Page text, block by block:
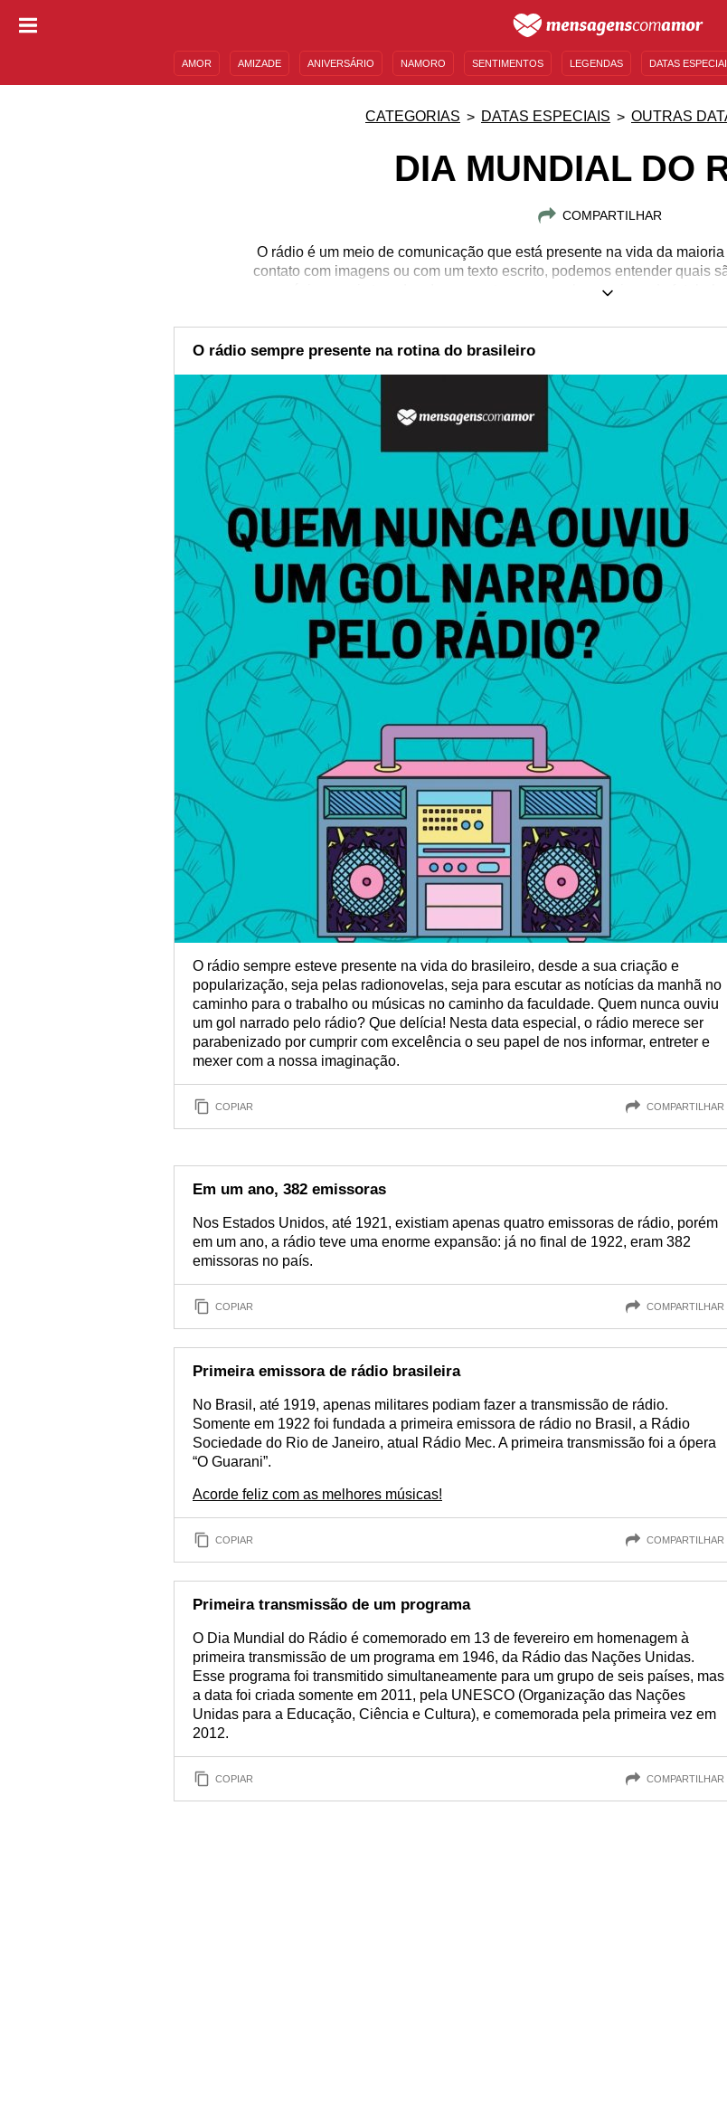
AMOR AMIZADE ANIVERSÁRIO NAMORO SENTIMENTOS LEGENDAS DATAS
CATEGORIAS DATAS ESPECIAIS OUTRAS
DIA MUNDIAL DO
COMPARTILHAR
O rádio é um meio de comunicação que está presente na vida da
contato com imagens ou com um texto escrito, podemos entender quais
as músicas mais tocadas do momento, acompanhar um jogo de futebol
um, a trajetória dessa forma de comunicar com sons apresenta uma
Dia Mundial do Rádio, amplie seus conhecimentos sobre esse meio de
O rádio sempre presente na rotina do brasileiro
O rádio sempre esteve presente na vida do brasileiro, desde a sua criação e
popularização, seja pelas radionovelas, seja para escutar as notícias da manhã no
caminho para o trabalho ou músicas no caminho da faculdade. Quem nunca ouviu
um gol narrado pelo rádio? Que delícia! Nesta data especial, o rádio merece ser
parabenizado por cumprir com excelência o seu papel de nos informar, entreter e
mexer com a nossa imaginação.
COPIAR COMPARTILHAR
Em um ano, 382 emissoras
Nos Estados Unidos, até 1921, existiam apenas quatro emissoras de rádio, porém
em um ano, a rádio teve uma enorme expansão: já no final de 1922, eram 382
emissoras no país.
COPIAR COMPARTILHAR
Primeira emissora de rádio brasileira
No Brasil, até 1919, apenas militares podiam fazer a transmissão de rádio.
Somente em 1922 foi fundada a primeira emissora de rádio no Brasil, a Rádio
Sociedade do Rio de Janeiro, atual Rádio Mec. A primeira transmissão foi a ópera
“O Guarani”.
Acorde feliz com as melhores músicas!
COPIAR COMPARTILHAR
Primeira transmissão de um programa
O Dia Mundial do Rádio é comemorado em 13 de fevereiro em homenagem à
primeira transmissão de um programa em 1946, da Rádio das Nações Unidas.
Esse programa foi transmitido simultaneamente para um grupo de seis países, mas
a data foi criada somente em 2011, pela UNESCO (Organização das Nações
Unidas para a Educação, Ciência e Cultura), e comemorada pela primeira vez em
2012.
COPIAR COMPARTILHAR